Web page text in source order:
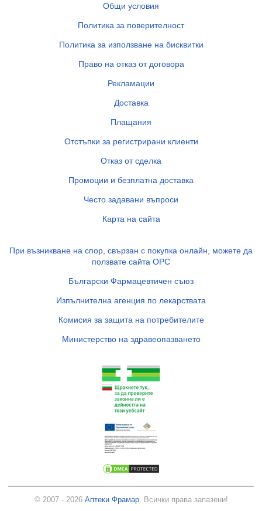
Общи условия
Политика за поверителност
Политика за използване на бисквитки
Право на отказ от договора
Рекламации
Доставка
Плащания
Отстъпки за регистрирани клиенти
Отказ от сделка
Промоции и безплатна доставка
Често задавани въпроси
Карта на сайта
При възникване на спор, свързан с покупка онлайн, можете да
ползвате сайта ОРС
Български Фармацевтичен съюз
Изпълнителна агенция по лекарствата
Комисия за защита на потребителите
Министерство на здравеопазването
© 2007 - 2026 Аптеки Фрамар. Всички права запазени!